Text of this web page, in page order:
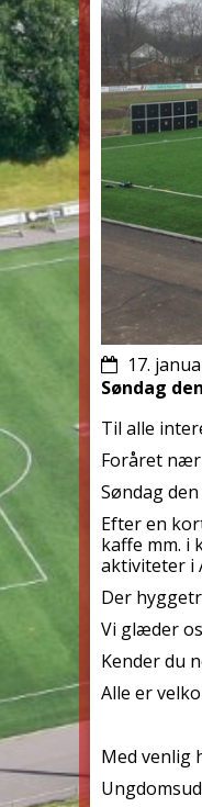
17.
Søndag
Til alle
Foråret
Søndag
Efter en
kaffe mm. i
aktiviteter i
Der
Vi glæder
Kender du
Alle er
Med venlig